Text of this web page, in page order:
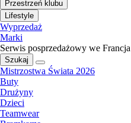
Przestrzeń klubu
Lifestyle
Wyprzedaż
Marki
Serwis posprzedażowy we Francja
Szukaj
Mistrzostwa Świata 2026
Buty
Drużyny
Dzieci
Teamwear